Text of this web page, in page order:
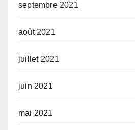
septembre 2021
août 2021
juillet 2021
juin 2021
mai 2021